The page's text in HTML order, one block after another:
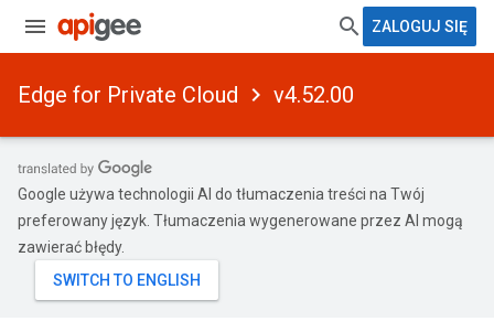
ZALOGUJ SIĘ
Edge for Private Cloud v4.52.00
Google używa technologii AI do tłumaczenia treści na Twój
preferowany język. Tłumaczenia wygenerowane przez AI mogą
zawierać błędy.